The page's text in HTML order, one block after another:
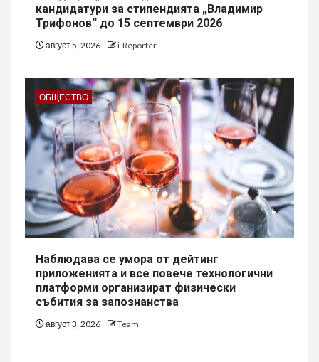
кандидатури за стипендията „Владимир
Трифонов“ до 15 септември 2026
август 5, 2026 i-Reporter
ОБЩЕСТВО
Наблюдава се умора от дейтинг
приложенията и все повече технологични
платформи организират физически
събития за запознанства
август 3, 2026 Team